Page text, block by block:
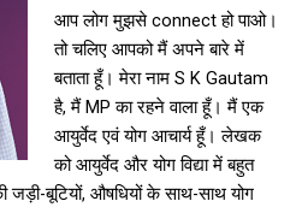
आप लोग मुझसे connect हो पाओ।
तो चलिए आपको मैं अपने बारे में
बताता हूँ। मेरा नाम S K Gautam
है, मैं MP का रहने वाला हूँ। मैं एक
आयुर्वेद एवं योग आचार्य हूँ। लेखक
को आयुर्वेद और योग विद्या में बहुत
जड़ी-बूटियों, औषधियों के साथ-साथ योग